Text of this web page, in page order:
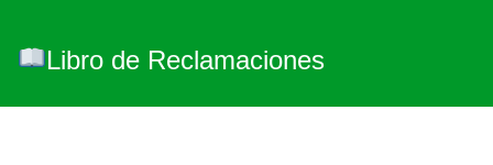
Libro de Reclamaciones